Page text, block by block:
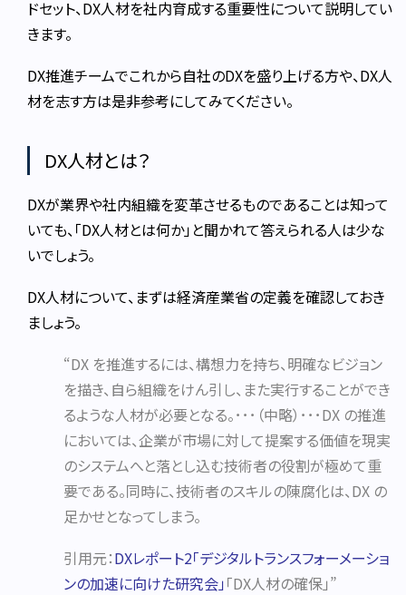
ドセット、DX人材を社内育成する重要性について説明してい
きます。
DX推進チームでこれから自社のDXを盛り上げる方や、DX人
材を志す方は是非参考にしてみてください。
DX人材とは？
DXが業界や社内組織を変革させるものであることは知って
いても、「DX人材とは何か」と聞かれて答えられる人は少な
いでしょう。
DX人材について、まずは経済産業省の定義を確認しておき
ましょう。
“DX を推進するには、構想力を持ち、明確なビジョン
を描き、自ら組織をけん引し、また実行することができ
るような人材が必要となる。･･･（中略）･･･DX の推進
においては、企業が市場に対して提案する価値を現実
のシステムへと落とし込む技術者の役割が極めて重
要である。同時に、技術者のスキルの陳腐化は、DX の
足かせとなってしまう。
引用元：DXレポート2「デジタルトランスフォーメーショ
ンの加速に向けた研究会」「DX人材の確保」”